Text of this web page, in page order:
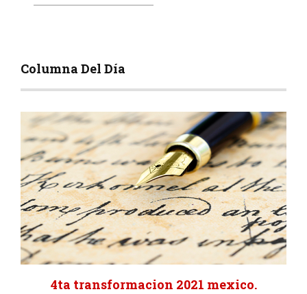
Columna Del Día
4ta transformacion 2021 mexico.